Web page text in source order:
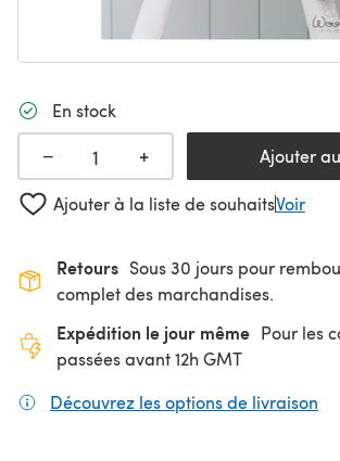
En stock
− + Ajouter
Ajouter à la liste de souhaitsVoir
Retours Sous 30 jours pour
complet des marchandises.
Expédition le jour même Pour les
passées avant 12h GMT
Découvrez les options de livraison